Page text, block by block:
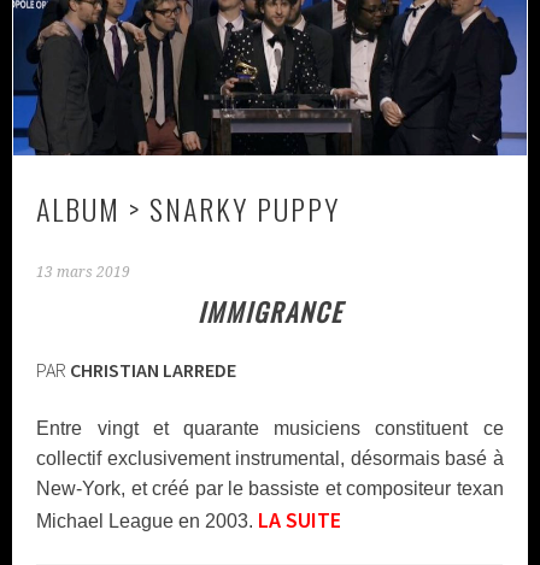
ALBUM > SNARKY PUPPY
13 mars 2019
IMMIGRANCE
PAR CHRISTIAN LARREDE
Entre vingt et quarante musiciens constituent ce
collectif exclusivement instrumental, désormais basé à
New-York, et créé par le bassiste et compositeur texan
Michael League en 2003. LASUITE